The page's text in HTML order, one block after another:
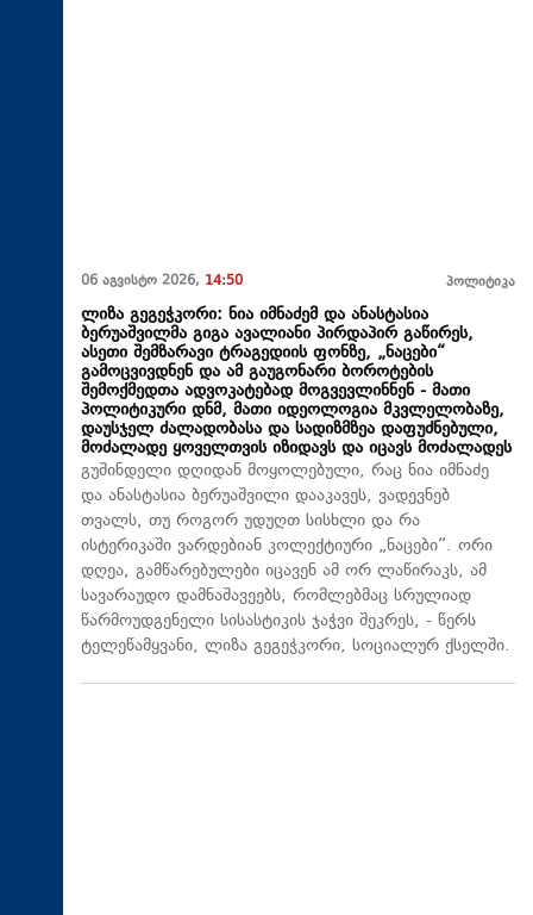
06 აგვისტო 2026, 14:50 პოლიტიკა
ლიზა გეგეჭკორი: ნია იმნაძემ და ანასტასია
ბერუაშვილმა გიგა ავალიანი პირდაპირ გაწირეს,
ასეთი შემზარავი ტრაგედიის ფონზე, „ნაცები“
გამოცვივდნენ და ამ გაუგონარი ბოროტების
შემოქმედთა ადვოკატებად მოგვევლინნენ - მათი
პოლიტიკური დნმ, მათი იდეოლოგია მკვლელობაზე,
დაუსჯელ ძალადობასა და სადიზმზეა დაფუძნებული,
მოძალადე ყოველთვის იზიდავს და იცავს მოძალადეს
გუშინდელი დღიდან მოყოლებული, რაც ნია იმნაძე
და ანასტასია ბერუაშვილი დააკავეს, ვადევნებ
თვალს, თუ როგორ უდუღთ სისხლი და რა
ისტერიკაში ვარდებიან კოლექტიური „ნაცები“. ორი
დღეა, გამწარებულები იცავენ ამ ორ ლაწირაკს, ამ
სავარაუდო დამნაშავეებს, რომლებმაც სრულიად
წარმოუდგენელი სისასტიკის ჯაჭვი შეკრეს, - წერს
ტელეწამყვანი, ლიზა გეგეჭკორი, სოციალურ ქსელში.